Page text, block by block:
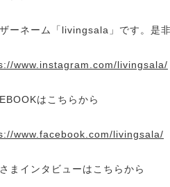
ーネーム「livingsala」です。是
www.instagram.com/livingsala/
はこちらから
www.facebook.com/livingsala/
まインタビューはこちらから